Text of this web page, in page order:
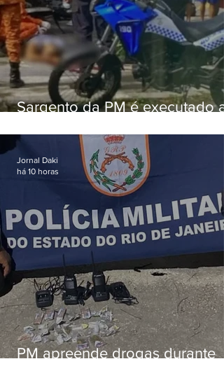
Sargento da PM é executado a
em Vaz Lobo
PM apreende drogas durante
Jornal Daki
há 10 horas